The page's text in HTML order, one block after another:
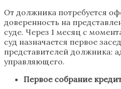
От должника потребуется
доверенность на
суде. Через 1 месяц с
суд назначается первое
представителей должника:
управляющего.
Первое собрание